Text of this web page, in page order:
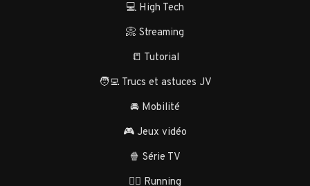
💻 High Tech
📀 Streaming
📒 Tutorial
🧑‍💻 Trucs et astuces JV
🚘 Mobilité
🎮 Jeux vidéo
🍿 Série TV
🏃‍♂️ Running